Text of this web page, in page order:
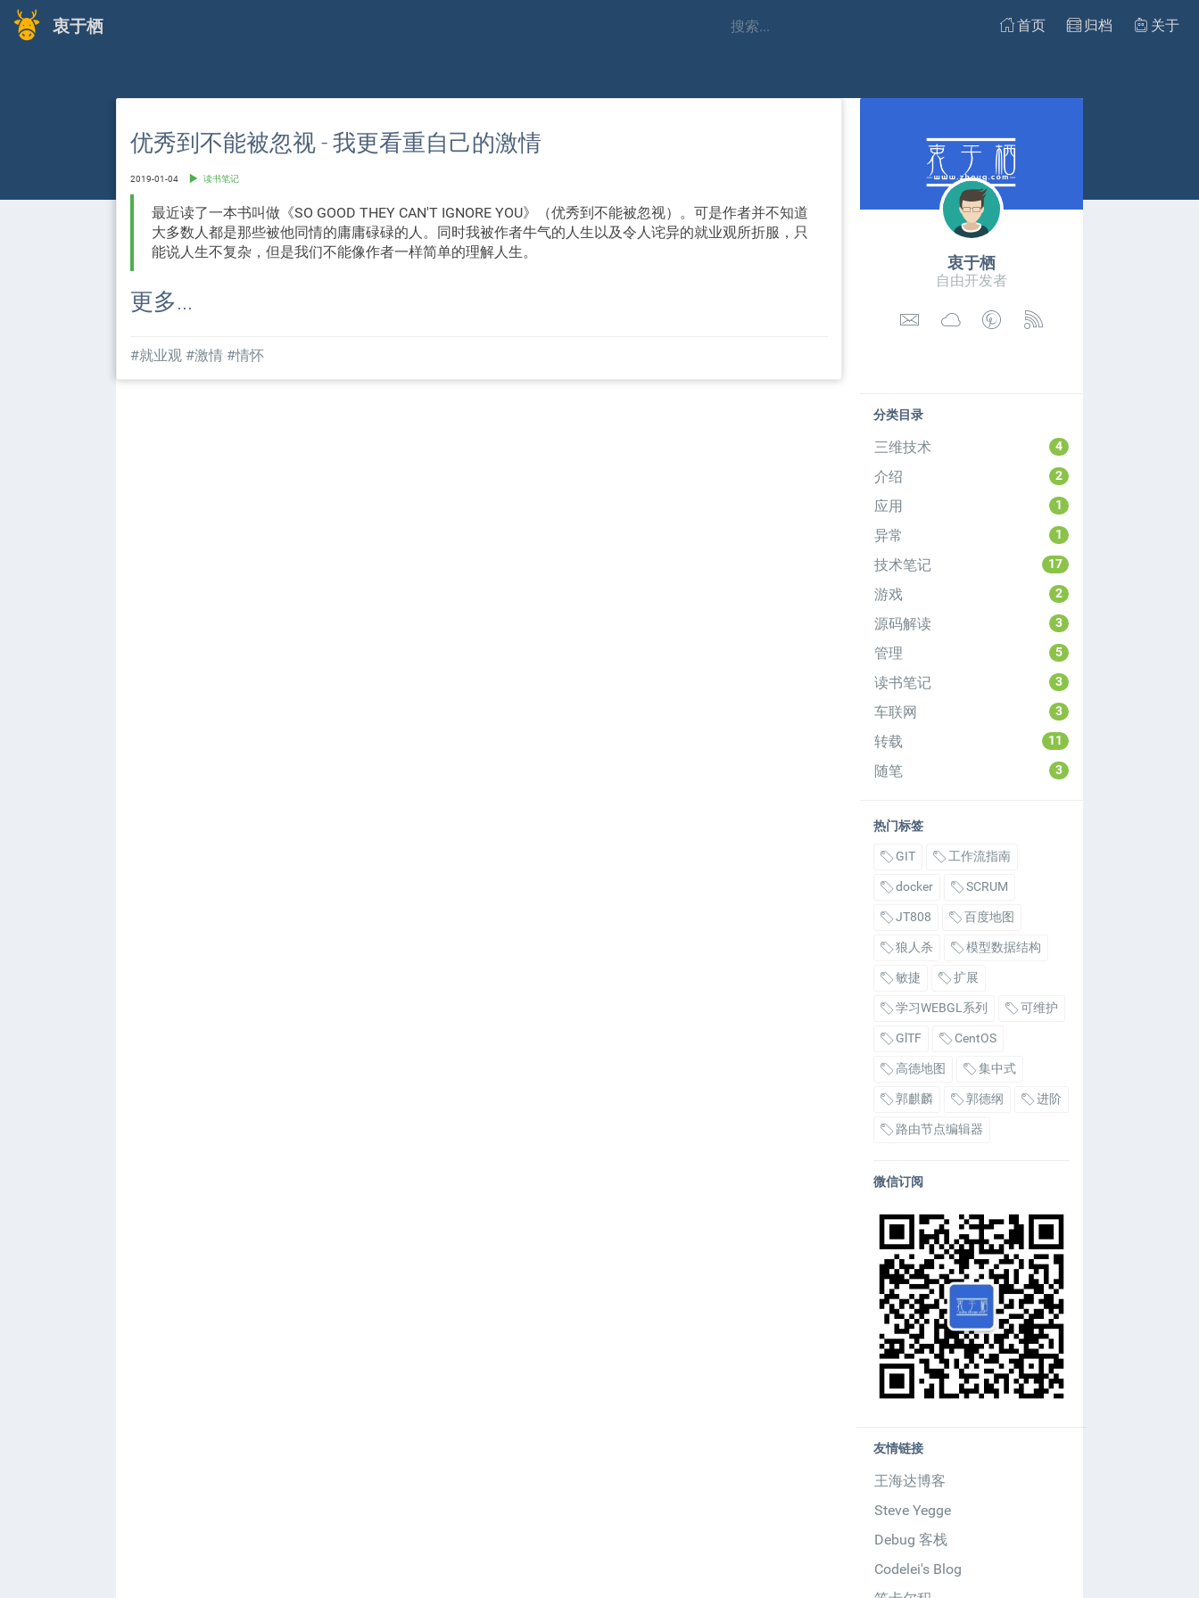
衷于栖 首页 归档 关于
衷于栖
自由开发者
分类目录
三维技术 4
介绍 2
应用 1
异常 1
技术笔记 17
游戏 2
源码解读 3
管理 5
读书笔记 3
车联网 3
转载 11
随笔 3
热门标签
GIT
工作流指南
docker
SCRUM
JT808
百度地图
狼人杀
模型数据结构
敏捷
扩展
学习WEBGL系列
可维护
GlTF
CentOS
高德地图
集中式
郭麒麟
郭德纲
进阶
路由节点编辑器
微信订阅
友情链接
王海达博客
Steve Yegge
Debug 客栈
Codelei's Blog
优秀到不能被忽视 - 我更看重自己的激情
2019-01-04 读书笔记
最近读了一本书叫做《SO GOOD THEY CAN'T IGNORE YOU》（优秀到不能被忽视）。可是作者并不知道
大多数人都是那些被他同情的庸庸碌碌的人。同时我被作者牛气的人生以及令人诧异的就业观所折服，只
能说人生不复杂，但是我们不能像作者一样简单的理解人生。
更多...
#就业观 #激情 #情怀